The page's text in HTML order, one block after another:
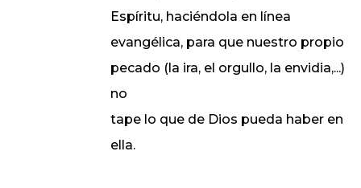
Espíritu, haciéndola en línea
evangélica, para que nuestro propio
pecado (la ira, el orgullo, la envidia,...)
no
tape lo que de Dios pueda haber en
ella.